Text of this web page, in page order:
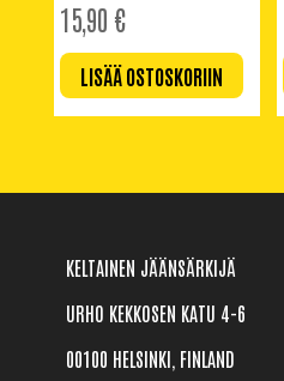
15,90 €
LISÄÄ OSTOSKORIIN
KELTAINEN JÄÄNSÄRKIJÄ
URHO KEKKOSEN KATU 4-6
00100 HELSINKI, FINLAND